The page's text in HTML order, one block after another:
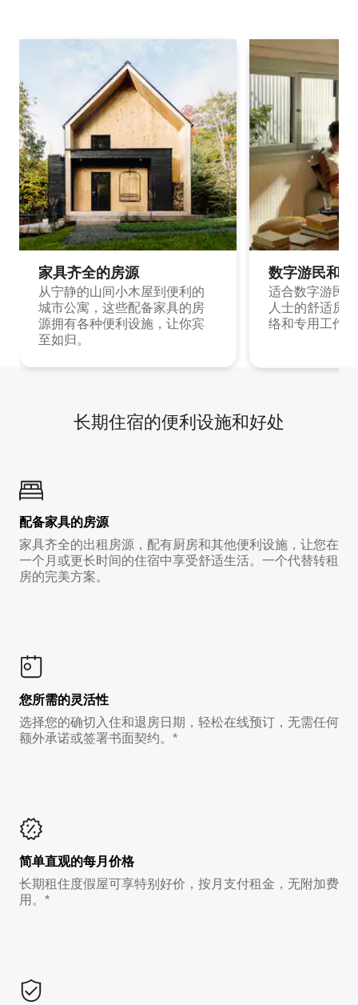
家具齐全的房源
从宁静的山间小木屋到便利的
城市公寓，这些配备家具的房
源拥有各种便利设施，让你宾
至如归。
数字游民和
适合数字游民
人士的舒适房
络和专用工作
长期住宿的便利设施和好处
配备家具的房源
家具齐全的出租房源，配有厨房和其他便利设施，让您在
一个月或更长时间的住宿中享受舒适生活。一个代替转租
房的完美方案。
您所需的灵活性
选择您的确切入住和退房日期，轻松在线预订，无需任何
额外承诺或签署书面契约。*
简单直观的每月价格
长期租住度假屋可享特别好价，按月支付租金，无附加费
用。*